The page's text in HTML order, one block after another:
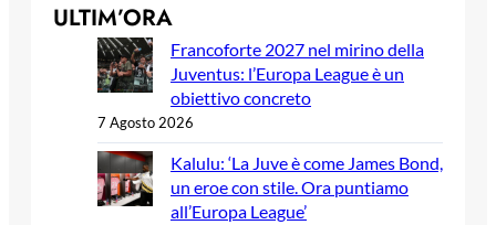
ULTIM’ORA
Francoforte 2027 nel mirino della
Juventus: l’Europa League è un
obiettivo concreto
7 Agosto 2026
Kalulu: ‘La Juve è come James Bond,
un eroe con stile. Ora puntiamo
all’Europa League’